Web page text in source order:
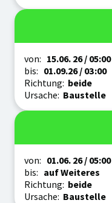
Zeitraum
von: 15.06. 26/ 05:00
bis: 01.09.26/ 03:00
Richtung: beide
Ursache: Baustelle
Zeitraum
von: 01.06. 26/ 05:00
bis: auf Weiteres
Richtung: beide
Ursache: Baustelle